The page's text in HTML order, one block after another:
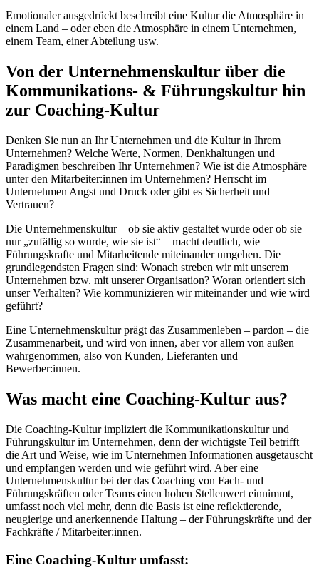
Emotionaler ausgedrückt beschreibt eine Kultur die Atmosphäre in
einem Land – oder eben die Atmosphäre in einem Unternehmen,
einem Team, einer Abteilung usw.
Von der Unternehmenskultur über die
Kommunikations- & Führungskultur hin
zur Coaching-Kultur
Denken Sie nun an Ihr Unternehmen und die Kultur in Ihrem
Unternehmen? Welche Werte, Normen, Denkhaltungen und
Paradigmen beschreiben Ihr Unternehmen? Wie ist die Atmosphäre
unter den Mitarbeiter:innen im Unternehmen? Herrscht im
Unternehmen Angst und Druck oder gibt es Sicherheit und
Vertrauen?
Die Unternehmenskultur – ob sie aktiv gestaltet wurde oder ob sie
nur „zufällig so wurde, wie sie ist“ – macht deutlich, wie
Führungskrafte und Mitarbeitende miteinander umgehen. Die
grundlegendsten Fragen sind: Wonach streben wir mit unserem
Unternehmen bzw. mit unserer Organisation? Woran orientiert sich
unser Verhalten? Wie kommunizieren wir miteinander und wie wird
geführt?
Eine Unternehmenskultur prägt das Zusammenleben – pardon – die
Zusammenarbeit, und wird von innen, aber vor allem von außen
wahrgenommen, also von Kunden, Lieferanten und
Bewerber:innen.
Was macht eine Coaching-Kultur aus?
Die Coaching-Kultur impliziert die Kommunikationskultur und
Führungskultur im Unternehmen, denn der wichtigste Teil betrifft
die Art und Weise, wie im Unternehmen Informationen ausgetauscht
und empfangen werden und wie geführt wird. Aber eine
Unternehmenskultur bei der das Coaching von Fach- und
Führungskräften oder Teams einen hohen Stellenwert einnimmt,
umfasst noch viel mehr, denn die Basis ist eine reflektierende,
neugierige und anerkennende Haltung – der Führungskräfte und der
Fachkräfte / Mitarbeiter:innen.
Eine Coaching-Kultur umfasst: